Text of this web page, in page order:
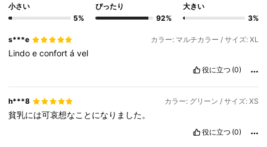
小さい
5%
ぴったり
92%
大きい
3%
s***e カラー: マルチカラー / サイズ: XL
Lindoeconfortável
役に立つ (0)
h***8 カラー: グリーン / サイズ: XS
貧乳には可哀想なことになりました。
役に立つ (0)